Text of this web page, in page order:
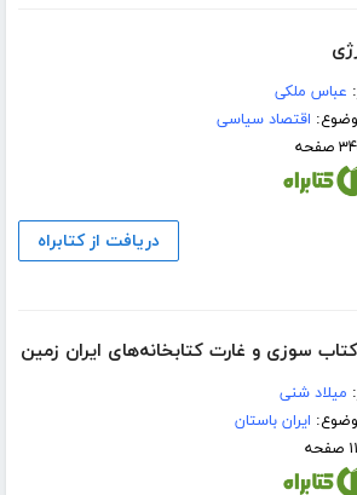
عباس ملکی
اقتصاد سیاسی
صفحه
دریافت از کتابراه
سوزی و غارت کتابخانه‌های ایران زمین
میلاد شنی
ایران باستان